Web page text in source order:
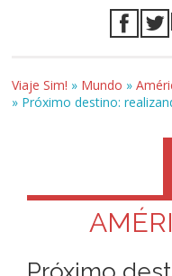
Viaje Sim! » Mundo »
» Próximo destino: